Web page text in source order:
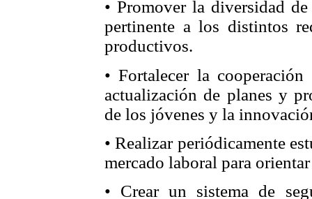
• Promover la diversidad
pertinente a los distintos
productivos.
• Fortalecer la cooperación
actualización de planes y
de los jóvenes y la
• Realizar periódicamente
mercado laboral para
• Crear un sistema de